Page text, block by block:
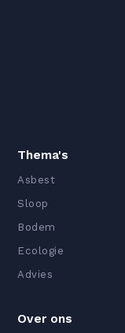
Thema's
Asbest
Sloop
Bodem
Ecologie
Advies
Over ons